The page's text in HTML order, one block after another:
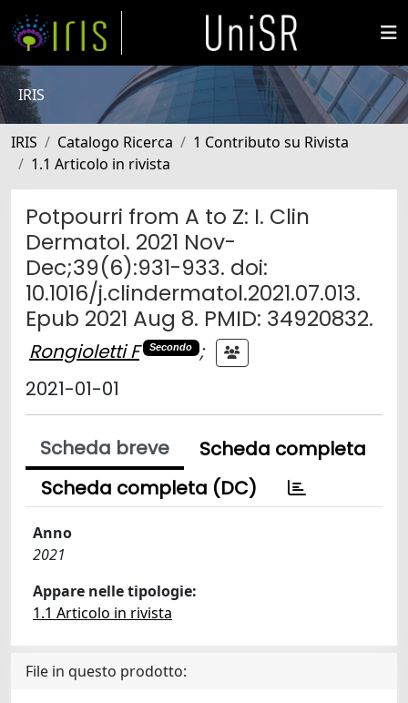
IRIS
IRIS Catalogo Ricerca
1 Contributo su Rivista
1.1 Articolo in rivista
Potpourri from A to Z: I. Clin
Dermatol. 2021 Nov-
Dec;39(6):931-933. doi:
10.1016/j.clindermatol.2021.07.013.
Epub 2021 Aug 8. PMID: 34920832.
Rongioletti F Secondo
;
2021-01-01
Scheda breve
Scheda completa
Scheda completa (DC)
Anno
2021
Appare nelle tipologie:
1.1 Articolo in rivista
File in questo prodotto: